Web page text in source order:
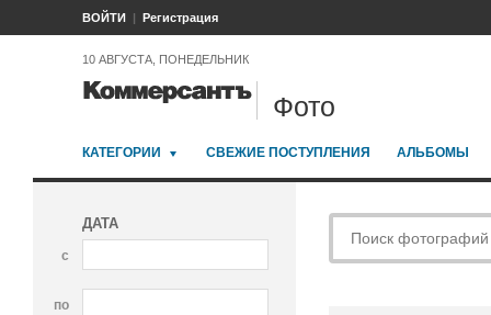
ВОЙТИ Регистрация
10 АВГУСТА, ПОНЕДЕЛЬНИК
Фото
КАТЕГОРИИ СВЕЖИЕ ПОСТУПЛЕНИЯ АЛЬБОМЫ
ДАТА
с
по